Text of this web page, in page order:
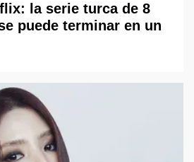
la serie turca de 8
puede terminar en un